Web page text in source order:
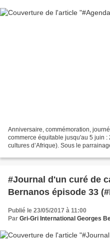
Anniversaire, commémoration,
commerce équitable jusqu'au 5 juin
cultures d’Afrique). Sous le
#Journal d'un curé de
Bernanos épisode 33
Publié le 23/05/2017 à 11:00
Par Gri-Gri International Georges